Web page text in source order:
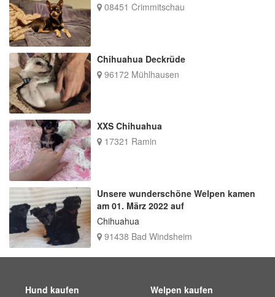
08451 Crimmitschau
Chihuahua Deckrüde
96172 Mühlhausen
XXS Chihuahua
17321 Ramin
Unsere wunderschöne Welpen kamen
am 01. März 2022 auf
Chihuahua
91438 Bad Windsheim
Hund kaufen
Welpen kaufen